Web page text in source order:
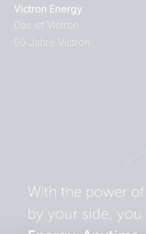
Victron Energy
Das ist Victron
50 Jahre Victron